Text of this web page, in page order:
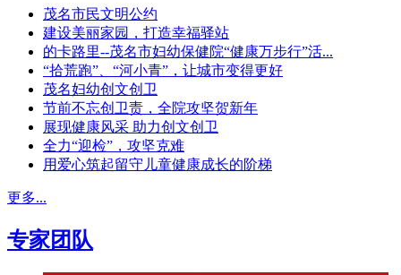
茂名市民文明公约
建设美丽家园，打造幸福驿站
的卡路里--茂名市妇幼保健院“健康万步行”活...
“拾荒跑”、“河小青”，让城市变得更好
茂名妇幼创文创卫
节前不忘创卫责，全院攻坚贺新年
展现健康风采 助力创文创卫
全力“迎检”，攻坚克难
用爱心筑起留守儿童健康成长的阶梯
更多...
专家团队